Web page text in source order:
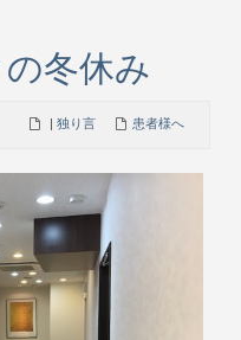
冬休み
患者様へ
|独り言